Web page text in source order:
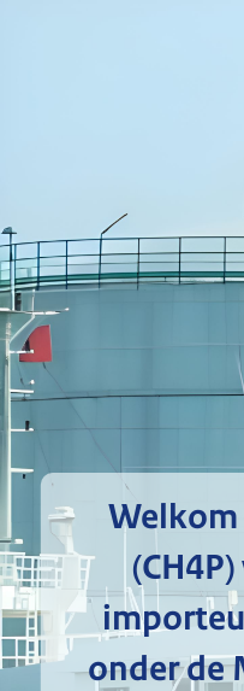
onder de